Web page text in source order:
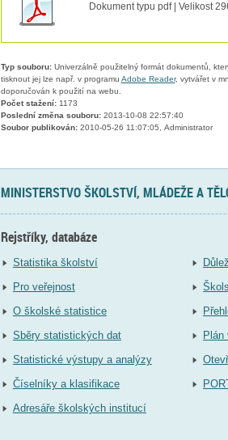
Dokument typu pdf | Velikost
Typ souboru:Univerzálně použitelný formát dokumentů,
tisknout jej lze např. v programu Adobe Reader, vytvářet v
doporučován k použití na webu.
Počet stažení:1173
Poslední změna souboru:2013-10-08 22:57:40
Soubor publikován:2010-05-26 11:07:05, Administrator
MINISTERSTVO ŠKOLSTVÍ, MLÁDEŽE A
Rejstříky, databáze
Statistika školství
Pro veřejnost
O školské statistice
Sběry statistických dat
Statistické výstupy a analýzy
Číselníky a klasifikace
Adresáře školských institucí
Plán